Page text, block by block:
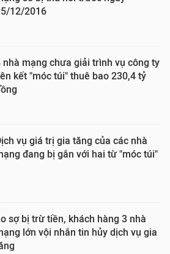
12/2016
nhà mạng chưa giải trình vụ công ty
kết "móc túi" thuê bao 230,4 tỷ
vụ giá trị gia tăng của các nhà
đang bị gắn với hai từ "móc túi"
sợ bị trừ tiền, khách hàng 3 nhà
lớn vội nhắn tin hủy dịch vụ gia